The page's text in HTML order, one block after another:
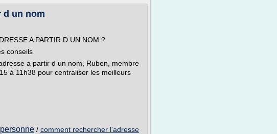
d un nom
A PARTIR D UN NOM ?
conseils
a partir d un nom, Ruben, membre
à 11h38 pour centraliser les meilleurs
/ comment rechercher l'adresse